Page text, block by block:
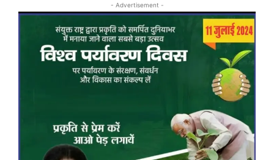
- Advertisement -